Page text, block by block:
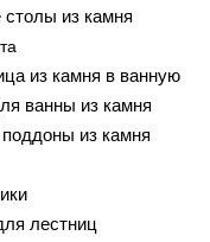
из камня
из камня в ванную
ванны из камня
из камня
лестниц